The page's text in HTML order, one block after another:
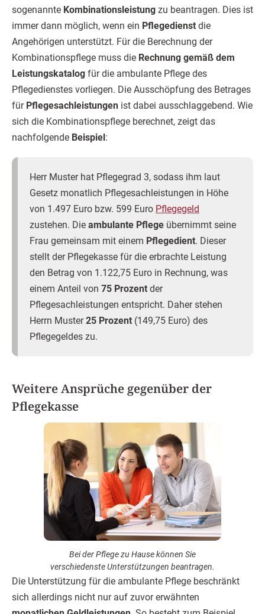
sogenannte Kombinationsleistung zu beantragen. Dies ist
immer dann möglich, wenn ein Pflegedienst die
Angehörigen unterstützt. Für die Berechnung der
Kombinationspflege muss die Rechnung gemäß dem
Leistungskatalog für die ambulante Pflege des
Pflegedienstes vorliegen. Die Ausschöpfung des Betrages
für Pflegesachleistungen ist dabei ausschlaggebend. Wie
sich die Kombinationspflege berechnet, zeigt das
nachfolgende Beispiel:
Herr Muster hat Pflegegrad 3, sodass ihm laut
Gesetz monatlich Pflegesachleistungen in Höhe
von 1.497 Euro bzw. 599 Euro Pflegegeld
zustehen. Die ambulante Pflege übernimmt seine
Frau gemeinsam mit einem Pflegedient. Dieser
stellt der Pflegekasse für die erbrachte Leistung
den Betrag von 1.122,75 Euro in Rechnung, was
einem Anteil von 75 Prozent der
Pflegesachleistungen entspricht. Daher stehen
Herrn Muster25 Prozent (149,75 Euro) des
Pflegegeldes zu.
Weitere Ansprüche gegenüber der
Pflegekasse
Bei der Pflege zu Hause können Sie
verschiedenste Unterstützungen beantragen.
Die Unterstützung für die ambulante Pflege beschränkt
sich allerdings nicht nur auf zuvor erwähnten